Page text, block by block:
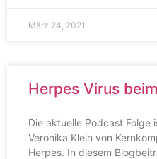
März 24, 2021
Herpes Virus
Die aktuelle Podcast Folge
Veronika Klein von
Herpes. In diesem